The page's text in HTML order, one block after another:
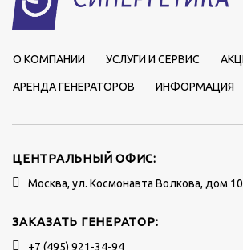
О КОМПАНИИ УСЛУГИ И СЕРВИС
АРЕНДА ГЕНЕРАТОРОВ ИНФОРМАЦИЯ
ЦЕНТРАЛЬНЫЙ ОФИС:
Москва, ул. Космонавта Волкова, дом
ЗАКАЗАТЬ ГЕНЕРАТОР:
+7 (495) 921-34-94